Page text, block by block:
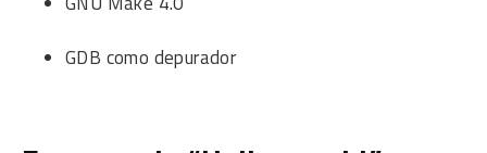
GDB como depurador